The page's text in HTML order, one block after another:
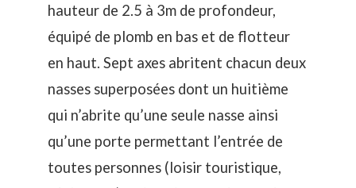
hauteur de 2.5 à 3m de profondeur,
équipé de plomb en bas et de flotteur
en haut. Sept axes abritent chacun deux
nasses superposées dont un huitième
qui n’abrite qu’une seule nasse ainsi
qu’une porte permettant l’entrée de
toutes personnes (loisir touristique,